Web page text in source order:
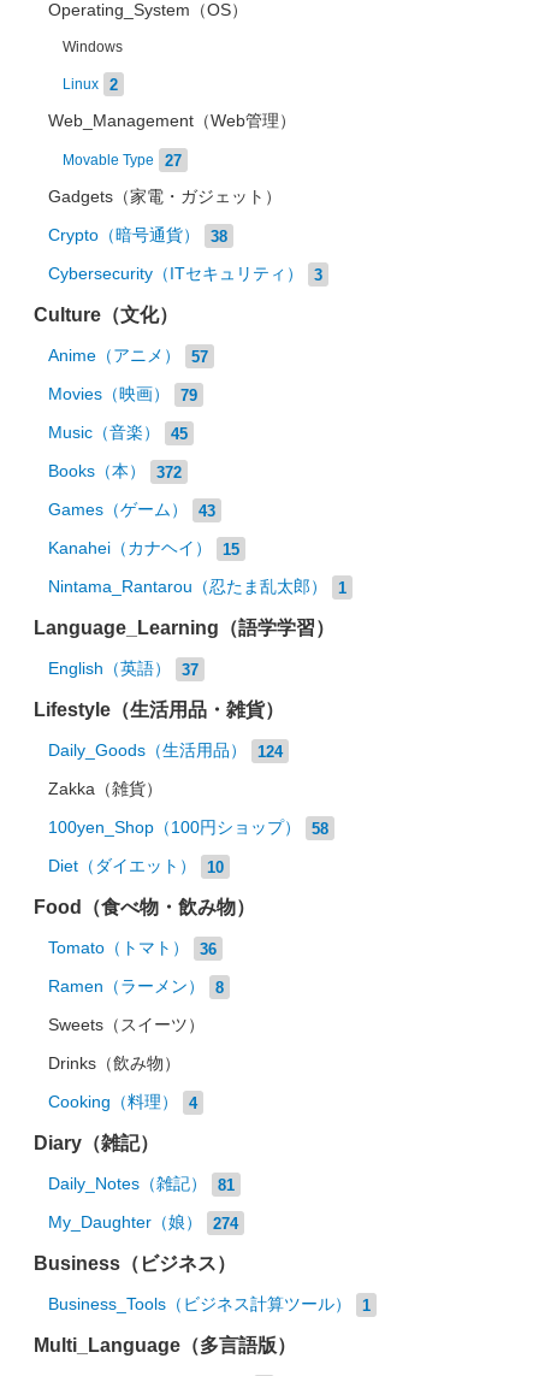
Operating_System（OS）
Windows
Linux 2
Web_Management（Web管理）
Movable Type 27
Gadgets（家電・ガジェット）
Crypto（暗号通貨） 38
Cybersecurity（ITセキュリティ） 3
Culture（文化）
Anime（アニメ） 57
Movies（映画） 79
Music（音楽） 45
Books（本） 372
Games（ゲーム） 43
Kanahei（カナヘイ） 15
Nintama_Rantarou（忍たま乱太郎） 1
Language_Learning（語学学習）
English（英語） 37
Lifestyle（生活用品・雑貨）
Daily_Goods（生活用品） 124
Zakka（雑貨）
100yen_Shop（100円ショップ） 58
Diet（ダイエット） 10
Food（食べ物・飲み物）
Tomato（トマト） 36
Ramen（ラーメン） 8
Sweets（スイーツ）
Drinks（飲み物）
Cooking（料理） 4
Diary（雑記）
Daily_Notes（雑記） 81
My_Daughter（娘） 274
Business（ビジネス）
Business_Tools（ビジネス計算ツール） 1
Multi_Language（多言語版）